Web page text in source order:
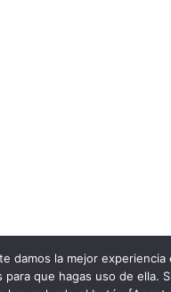
damos la mejor experiencia
que hagas uso de ella.